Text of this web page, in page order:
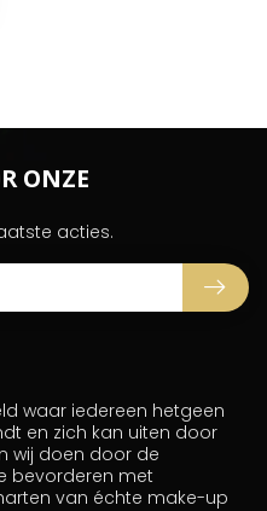
waar iedereen hetgeen
en zich kan uiten door
wij doen door de
bevorderen met
van échte make-up
ONZE
acties.